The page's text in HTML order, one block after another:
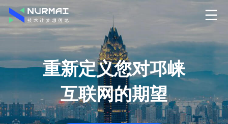
重新定义您对邛崃
互联网的期望